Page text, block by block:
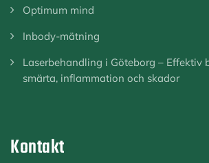
Optimum mind
Inbody-mätning
Laserbehandling i Göteborg – Effektiv
smärta, inflammation och skador
Kontakt